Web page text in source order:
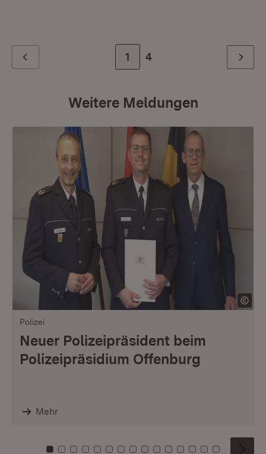
Zur Seite
1 Zur letzten Seite
4 Weiter
Weitere Meldungen
Polizei
Neuer Polizeipräsident beim
Polizeipräsidium Offenburg
Mehr